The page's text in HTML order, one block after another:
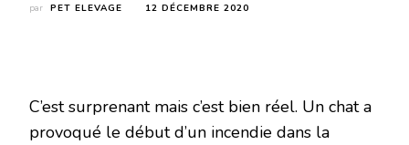
par PET ELEVAGE 12 DÉCEMBRE 2020
C’est surprenant mais c’est bien réel. Un chat a
provoqué le début d’un incendie dans la